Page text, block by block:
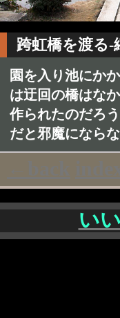
跨虹橋を渡る-
園を入り池にか
は迂回の橋はな
作られたのだろ
だと邪魔になら
いい